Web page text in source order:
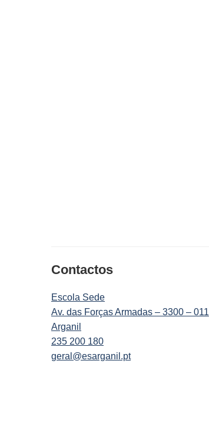
Contactos
Escola Sede
Av. das Forças Armadas – 3300 – 011
Arganil
235 200 180
geral@esarganil.pt